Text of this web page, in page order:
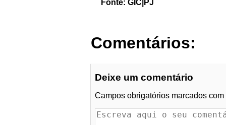
Fonte: GIC|PJ
Comentários:
Deixe um comentário
Campos obrigatórios marcados com